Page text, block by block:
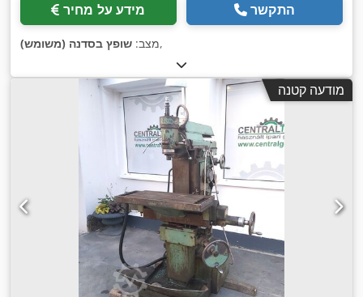
מידע על מחיר התקשר
מצב: שופץ בסדנה (משומש) ,
מודעה קטנה